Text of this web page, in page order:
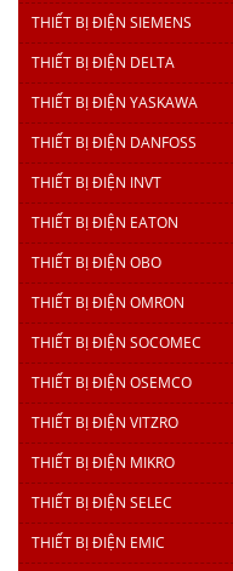
THIẾT BỊ ĐIỆN SIEMENS
THIẾT BỊ ĐIỆN DELTA
THIẾT BỊ ĐIỆN YASKAWA
THIẾT BỊ ĐIỆN DANFOSS
THIẾT BỊ ĐIỆN INVT
THIẾT BỊ ĐIỆN EATON
THIẾT BỊ ĐIỆN OBO
THIẾT BỊ ĐIỆN OMRON
THIẾT BỊ ĐIỆN SOCOMEC
THIẾT BỊ ĐIỆN OSEMCO
THIẾT BỊ ĐIỆN VITZRO
THIẾT BỊ ĐIỆN MIKRO
THIẾT BỊ ĐIỆN SELEC
THIẾT BỊ ĐIỆN EMIC